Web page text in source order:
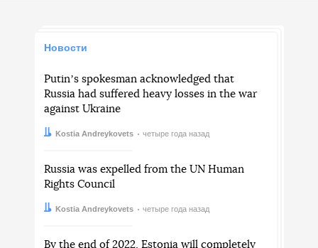
Новости
Putinʼs spokesman acknowledged that
Russia had suffered heavy losses in the war
against Ukraine
Автор:Kostia Andreykovets
Дата: четыре года назад
Russia was expelled from the UN Human
Rights Council
Автор:Kostia Andreykovets
Дата: четыре года назад
By the end of 2022, Estonia will completely